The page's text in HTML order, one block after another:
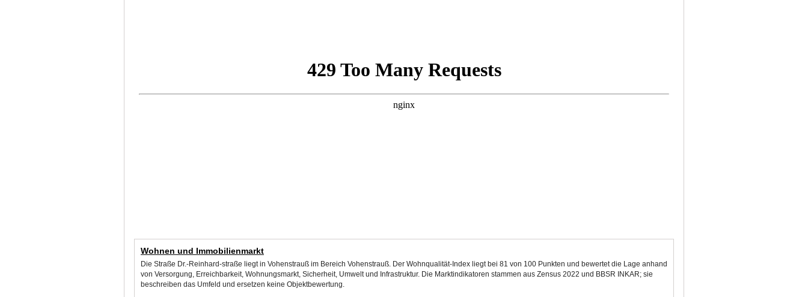
Wohnen und Immobilienmarkt
Die Straße Dr.-Reinhard-straße liegt in Vohenstrauß im Bereich Vohenstrauß. Der Wohnqualität-Index liegt bei 81 von 100 Punkten und bewertet die Lage anhand
von Versorgung, Erreichbarkeit, Wohnungsmarkt, Sicherheit, Umwelt und Infrastruktur. Die Marktindikatoren stammen aus Zensus 2022 und BBSR INKAR; sie
beschreiben das Umfeld und ersetzen keine Objektbewertung.